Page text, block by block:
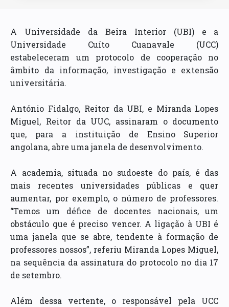
A Universidade da Beira Interior (UBI) e a
Universidade Cuíto Cuanavale (UCC)
estabeleceram um protocolo de cooperação no
âmbito da informação, investigação e extensão
universitária.
António Fidalgo, Reitor da UBI, e Miranda Lopes
Miguel, Reitor da UUC, assinaram o documento
que, para a instituição de Ensino Superior
angolana, abre uma janela de desenvolvimento.
A academia, situada no sudoeste do país, é das
mais recentes universidades públicas e quer
aumentar, por exemplo, o número de professores.
“Temos um défice de docentes nacionais, um
obstáculo que é preciso vencer. A ligação à UBI é
uma janela que se abre, tendente à formação de
professores nossos”, referiu Miranda Lopes Miguel,
na sequência da assinatura do protocolo no dia 17
de setembro.
Além dessa vertente, o responsável pela UCC